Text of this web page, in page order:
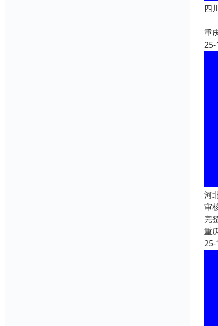
四
重
25-
河
审
完
重
25-